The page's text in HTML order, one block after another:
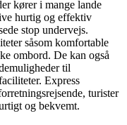
kører i mange lande
hurtig og effektiv
stop undervejs.
såsom komfortable
ombord. De kan også
til
Express
turister
og bekvemt.